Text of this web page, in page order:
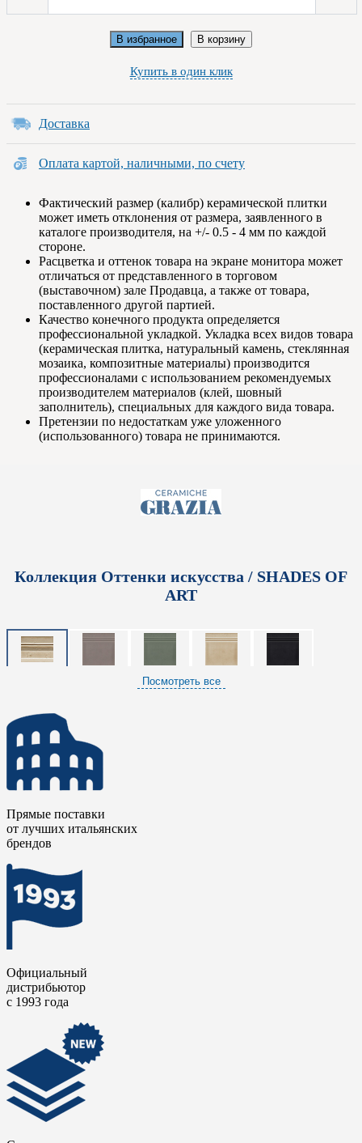
В избранное В корзину
Купить в один клик
Доставка
Оплата картой, наличными, по счету
Фактический размер (калибр) керамической плитки
может иметь отклонения от размера, заявленного в
каталоге производителя, на +/- 0.5 - 4 мм по каждой
стороне.
Расцветка и оттенок товара на экране монитора может
отличаться от представленного в торговом
(выставочном) зале Продавца, а также от товара,
поставленного другой партией.
Качество конечного продукта определяется
профессиональной укладкой. Укладка всех видов товара
(керамическая плитка, натуральный камень, стеклянная
мозаика, композитные материалы) производится
профессионалами с использованием рекомендуемых
производителем материалов (клей, шовный
заполнитель), специальных для каждого вида товара.
Претензии по недостаткам уже уложенного
(использованного) товара не принимаются.
Коллекция Оттенки искусства / SHADES OF
ART
Посмотреть все
Прямые поставки
от лучших итальянских
брендов
Официальный
дистрибьютор
с 1993 года